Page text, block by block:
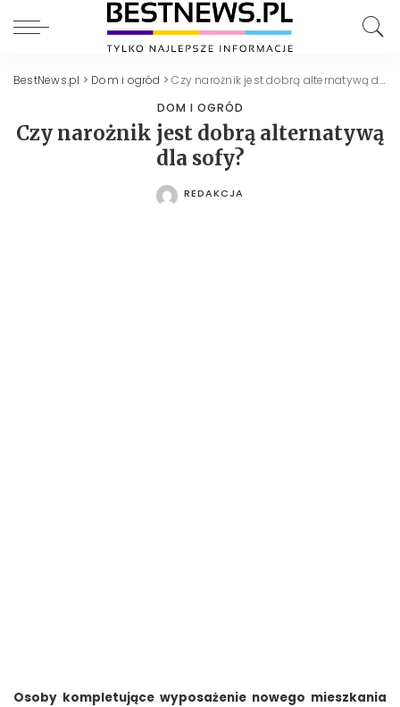
BestNews.pl > Dom i ogród >Czy narożnik jest dobrą alternatywą dla sofy?
DOM I OGRÓD
Czy narożnik jest dobrą alternatywą
dla sofy?
POSTED
REDAKCJA
Osoby kompletujące wyposażenie nowego mieszkania